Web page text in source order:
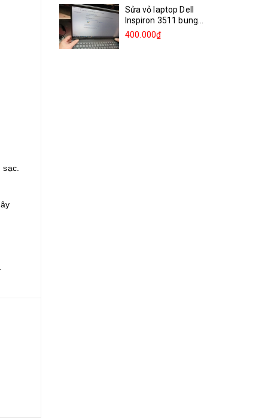
Sửa vỏ laptop Dell
Inspiron 3511 bung
bản...
400.000₫